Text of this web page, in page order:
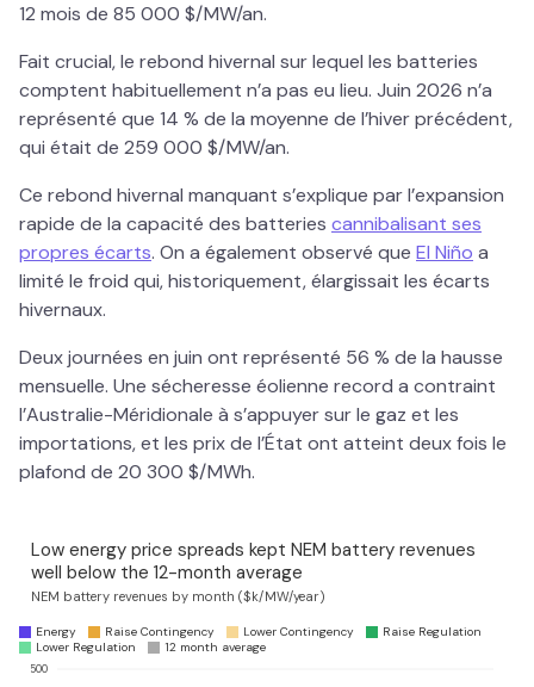
12 mois de 85 000 $/MW/an.
Fait crucial, le rebond hivernal sur lequel les batteries
comptent habituellement n’a pas eu lieu. Juin 2026 n’a
représenté que 14 % de la moyenne de l’hiver précédent,
qui était de 259 000 $/MW/an.
Ce rebond hivernal manquant s’explique par l’expansion
rapide de la capacité des batteries cannibalisant ses
propres écarts. On a également observé que El Niño a
limité le froid qui, historiquement, élargissait les écarts
hivernaux.
Deux journées en juin ont représenté 56 % de la hausse
mensuelle. Une sécheresse éolienne record a contraint
l’Australie-Méridionale à s’appuyer sur le gaz et les
importations, et les prix de l’État ont atteint deux fois le
plafond de 20 300 $/MWh.